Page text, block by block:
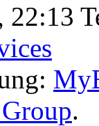
22:13
.